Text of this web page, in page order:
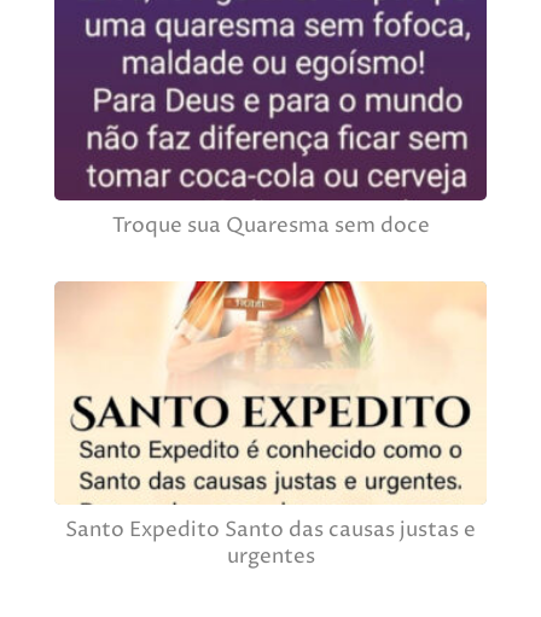
Troque sua Quaresma sem doce
Santo Expedito Santo das causas justas e
urgentes